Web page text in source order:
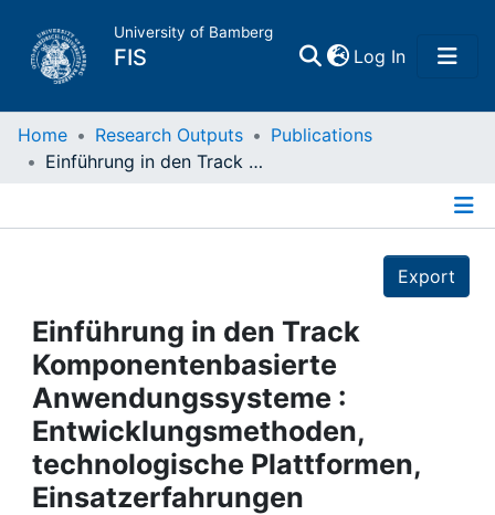
University of Bamberg
FIS Log In(current)
Home
Projects
People
Institutions
Awards
Home Research Outputs
Publications
Einführung in den Track Komponentenbasierte Anwendungssysteme : Entwicklungsmethoden, technologische Plattformen, Einsatzerfahrungen
Export
Einführung in den Track
Komponentenbasierte
Anwendungssysteme :
Entwicklungsmethoden,
technologische Plattformen,
Einsatzerfahrungen